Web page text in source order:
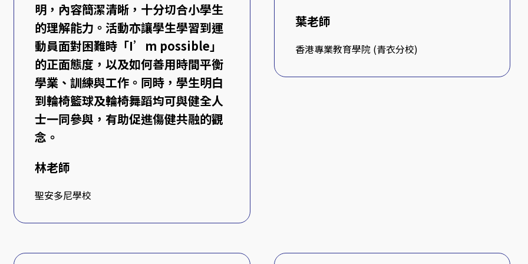
明，內容簡潔清晰，十分切合小學生
的理解能力。活動亦讓學生學習到運
動員面對困難時「I’m possible」
的正面態度，以及如何善用時間平衡
學業、訓練與工作。同時，學生明白
到輪椅籃球及輪椅舞蹈均可與健全人
士一同參與，有助促進傷健共融的觀
念。
林老師
聖安多尼學校
葉老師
香港專業教育學院 (青衣分校)